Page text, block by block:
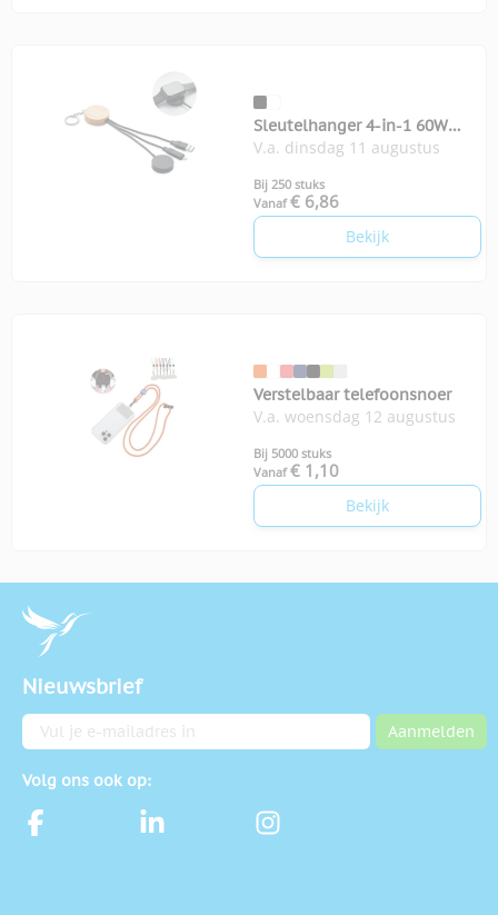
Sleutelhanger 4-in-1 60W
kabel
V.a. dinsdag 11 augustus
Bij 250 stuks
Vanaf € 6,86
Bekijk
Verstelbaar telefoonsnoer
V.a. woensdag 12 augustus
Bij 5000 stuks
Vanaf € 1,10
Bekijk
Nieuwsbrief
E-mailadres Aanmelden
Volg ons ook op: